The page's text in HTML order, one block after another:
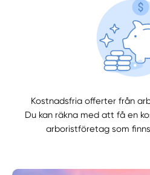
Kostnadsfria offerter från
Du kan räkna med att få en
arboristföretag som